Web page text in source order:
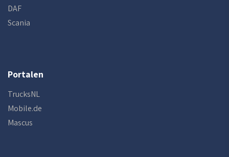
DAF
Scania
Portalen
TrucksNL
Mobile.de
Mascus